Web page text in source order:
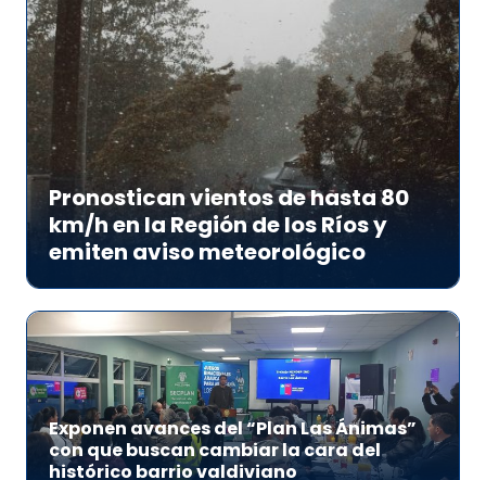
Pronostican vientos de hasta 80
km/h en la Región de los Ríos y
emiten aviso meteorológico
Exponen avances del “Plan Las Ánimas”
con que buscan cambiar la cara del
histórico barrio valdiviano